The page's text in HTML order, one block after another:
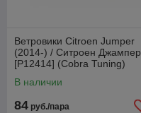
Ветровики Citroen Jumper
(2014-) / Ситроен Джампер
[P12414] (Cobra Tuning)
В наличии
84 руб./пара